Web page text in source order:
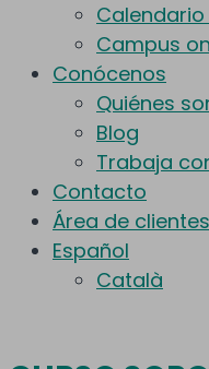
Campus
Conócenos
Quiénes
Blog
Trabaja
Contacto
Área de clientes
Español
Català